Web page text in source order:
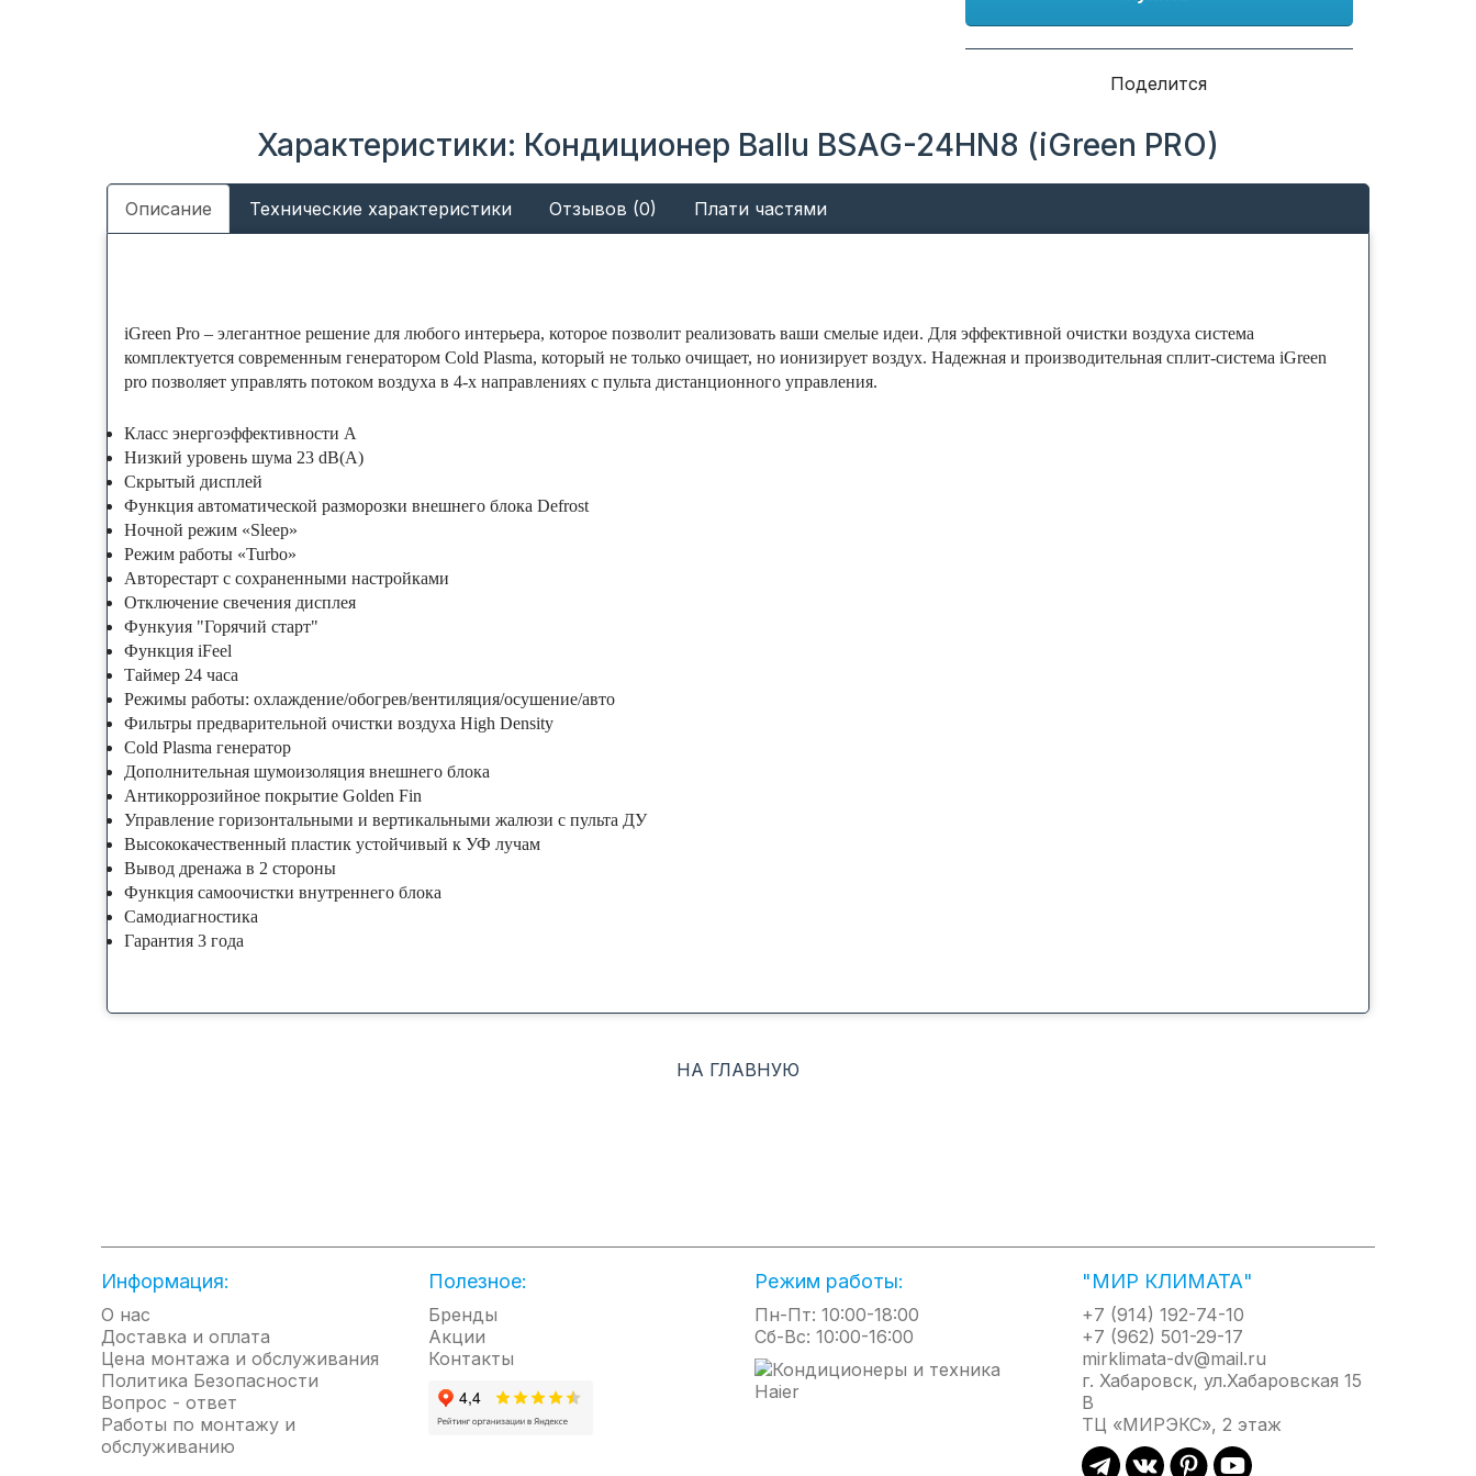
Поделится
Характеристики: Кондиционер Ballu BSAG-24HN8 (iGreen PRO)
Описание Технические характеристики Отзывов (0) Плати частями
iGreen Pro – элегантное решение для любого интерьера, которое позволит реализовать ваши смелые идеи. Для эффективной очистки воздуха система
комплектуется современным генератором Cold Plasma, который не только очищает, но ионизирует воздух. Надежная и производительная сплит-система iGreen
pro позволяет управлять потоком воздуха в 4-х направлениях с пульта дистанционного управления.
Класс энергоэффективности A
Низкий уровень шума 23 dB(A)
Скрытый дисплей
Функция автоматической разморозки внешнего блока Defrost
Ночной режим «Sleep»
Режим работы «Turbo»
Авторестарт с сохраненными настройками
Отключение свечения дисплея
Функуия "Горячий старт"
Функция iFeel
Таймер 24 часа
Режимы работы: охлаждение/обогрев/вентиляция/осушение/авто
Фильтры предварительной очистки воздуха High Density
Cold Plasma генератор
Дополнительная шумоизоляция внешнего блока
Антикоррозийное покрытие Golden Fin
Управление горизонтальными и вертикальными жалюзи с пульта ДУ
Высококачественный пластик устойчивый к УФ лучам
Вывод дренажа в 2 стороны
Функция самоочистки внутреннего блока
Самодиагностика
Гарантия 3 года
НА ГЛАВНУЮ
Информация:
О нас
Доставка и оплата
Цена монтажа и обслуживания
Политика Безопасности
Вопрос - ответ
Работы по монтажу и
обслуживанию
Полезное:
Бренды
Акции
Контакты
Режим работы:
Пн-Пт: 10:00-18:00
Сб-Вс: 10:00-16:00
"МИР КЛИМАТА"
+7 (914) 192-74-10
+7 (962) 501-29-17
mirklimata-dv@mail.ru
г. Хабаровск, ул.Хабаровская 15
В
ТЦ «МИРЭКС», 2 этаж